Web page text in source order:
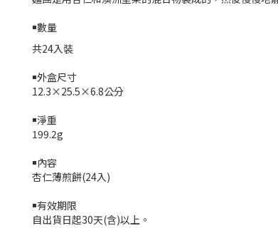
￭數量
共24入裝
￭外盒尺寸
12.3×25.5×6.8公分
￭淨重
199.2g
￭內容
杏仁薄煎餅(24入)
￭有效期限
自出貨日起30天(含)以上。